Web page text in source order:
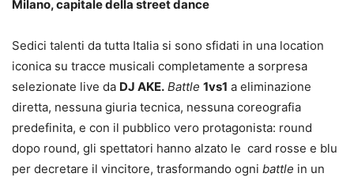
Milano, capitale della street dance
Sedici talenti da tutta Italia si sono sfidati in una location
iconica su tracce musicali completamente a sorpresa
selezionate live da DJ AKE. Battle 1vs1 a eliminazione
diretta, nessuna giuria tecnica, nessuna coreografia
predefinita, e con il pubblico vero protagonista: round
dopo round, gli spettatori hanno alzato le card rosse e blu
per decretare il vincitore, trasformando ogni battle in un